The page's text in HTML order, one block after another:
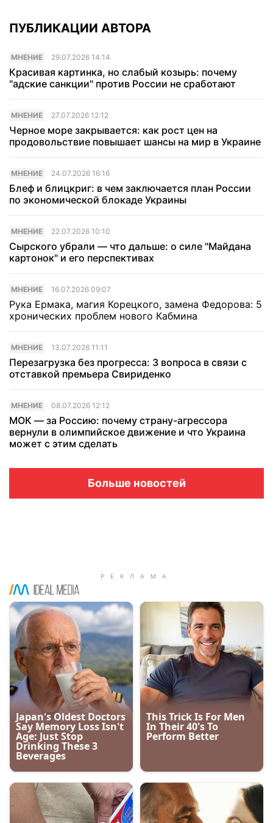
ПУБЛИКАЦИИ АВТОРА
МНЕНИЕ 29.07.2026 14:14
Красивая картинка, но слабый козырь: почему
"адские санкции" против России не сработают
МНЕНИЕ 27.07.2026 12:12
Черное море закрывается: как рост цен на
продовольствие повышает шансы на мир в Украине
МНЕНИЕ 24.07.2026 16:16
Блеф и блицкриг: в чем заключается план России
по экономической блокаде Украины
МНЕНИЕ 22.07.2026 10:10
Сырского убрали — что дальше: о силе "Майдана
картонок" и его перспективах
МНЕНИЕ 16.07.2026 09:07
Рука Ермака, магия Корецкого, замена Федорова: 5
хронических проблем нового Кабмина
МНЕНИЕ 13.07.2026 11:11
Перезагрузка без прогресса: 3 вопроса в связи с
отставкой премьера Свириденко
МНЕНИЕ 08.07.2026 12:12
МОК — за Россию: почему страну-агрессора
вернули в олимпийское движение и что Украина
может с этим сделать
Больше новостей